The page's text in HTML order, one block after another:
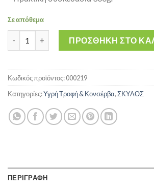
Σε απόθεμα
Internutri Muss Beef Pate 300gr - Πατέ
ΠΡΟΣΘΉΚΗ ΣΤΟ
Κωδικός προϊόντος:000219
Κατηγορίες:Υγρή Τροφή & Κονσέρβα,ΣΚΥΛΟΣ
ΠΕΡΙΓΡΑΦΗ